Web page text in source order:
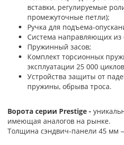
вставки, регулируемые
промежуточные петли);
Ручка для подъема-
Система направляющих из
Пружинный засов;
Комплект торсионных
эксплуатации 25 000
Устройства защиты от
пружины, обрыва троса.
Ворота серии Prestige -
имеющая аналогов на рынке.
Толщина сэндвич-панели 45 мм